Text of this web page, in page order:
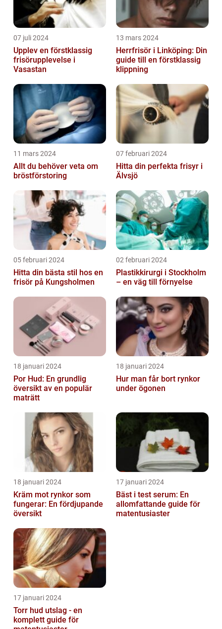
07 juli 2024
Upplev en förstklassig
frisörupplevelse i
Vasastan
13 mars 2024
Herrfrisör i Linköping: Din
guide till en förstklassig
klippning
11 mars 2024
Allt du behöver veta om
bröstförstoring
07 februari 2024
Hitta din perfekta frisyr i
Älvsjö
05 februari 2024
Hitta din bästa stil hos en
frisör på Kungsholmen
02 februari 2024
Plastikkirurgi i Stockholm
– en väg till förnyelse
18 januari 2024
Por Hud: En grundlig
översikt av en populär
maträtt
18 januari 2024
Hur man får bort rynkor
under ögonen
18 januari 2024
Kräm mot rynkor som
fungerar: En fördjupande
översikt
17 januari 2024
Bäst i test serum: En
allomfattande guide för
matentusiaster
17 januari 2024
Torr hud utslag - en
komplett guide för